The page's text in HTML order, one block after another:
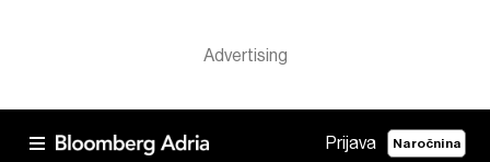
Prijava Naročnina